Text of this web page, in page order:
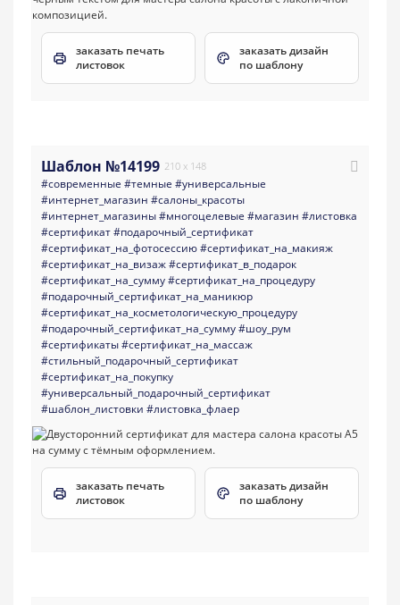
заказать печать
листовок
заказать дизайн
по шаблону
Шаблон №14199 210 x 148
#современные #темные #универсальные
#интернет_магазин #салоны_красоты
#интернет_магазины#многоцелевые #магазин #листовка
#сертификат#подарочный_сертификат
#сертификат_на_фотосессию#сертификат_на_макияж
#сертификат_на_визаж#сертификат_в_подарок
#сертификат_на_сумму#сертификат_на_процедуру
#подарочный_сертификат_на_маникюр
#сертификат_на_косметологическую_процедуру
#подарочный_сертификат_на_сумму#шоу_рум
#сертификаты#сертификат_на_массаж
#стильный_подарочный_сертификат
#сертификат_на_покупку
#универсальный_подарочный_сертификат
#шаблон_листовки #листовка_флаер
заказать печать
листовок
заказать дизайн
по шаблону